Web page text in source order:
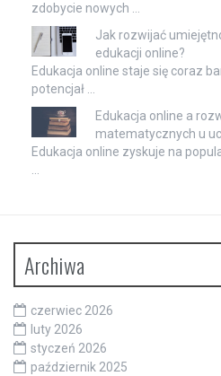
zdobycie nowych …
Jak rozwijać
edukacji online?
Edukacja online staje się coraz
potencjał …
Edukacja online a
matematycznych u
Edukacja online zyskuje na
…
Archiwa
czerwiec 2026
luty 2026
styczeń 2026
październik 2025